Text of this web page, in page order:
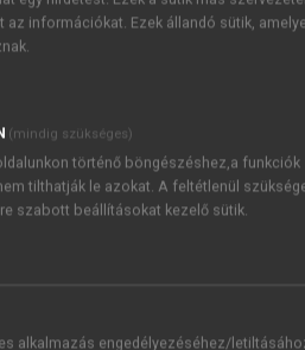
JELSZÓ
Kérek értesítést a MeRSZ
Kérek értesítést az
az információkat. Ezek állandó sütik,
(mindig szükséges)
történő böngészéshez,a funkciók
tilthatják le azokat. A feltétlenül
szabott beállításokat kezelő sütik.
alkalmazás engedélyezéséhez/